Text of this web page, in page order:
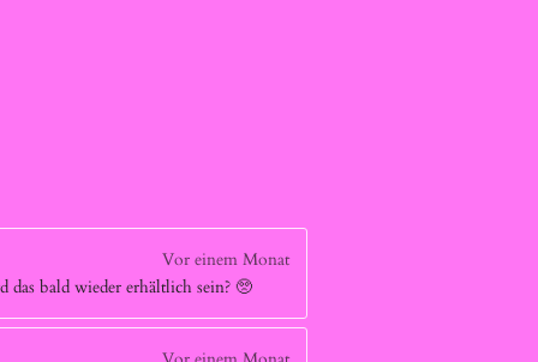
Vor einem Monat
bald wieder erhältlich sein? 🥺